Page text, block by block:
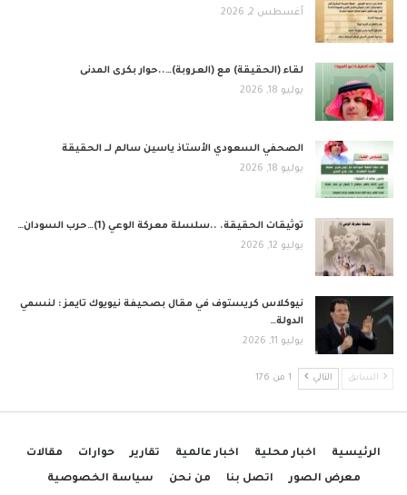
أغسطس 2, 2026
لقاء (الحقيقة) مع (العروبة)…..حوار بكرى المدنى
يوليو 18, 2026
الصحفي السعودي الأستاذ ياسين سالم لــ الحقيقة
يوليو 18, 2026
توثيقات الحقيقة. ..سلسلة معركة الوعي (1)…حرب السودان…
يوليو 12, 2026
نيوكلاس كريستوف في مقال بصحيفة نيويوك تايمز : لنسمي
الدولة…
يوليو 11, 2026
السابق التالي 1 من 176
الرئيسية اخبار محلية اخبار عالمية تقارير حوارات مقالات
معرض الصور اتصل بنا من نحن سياسة الخصوصية